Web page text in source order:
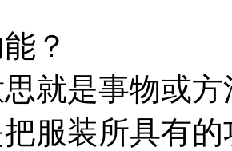
？
就是事物或
服装所具有